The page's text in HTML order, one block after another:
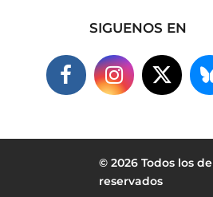
SIGUENOS EN
© 2026 Todos los
reservados